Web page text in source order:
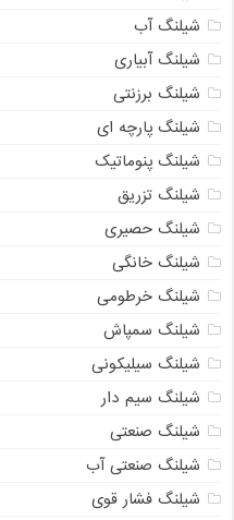
شیلنگ آب
شیلنگ آبیاری
شیلنگ برزنتی
شیلنگ پارچه ای
شیلنگ پنوماتیک
شیلنگ تزریق
شیلنگ حصیری
شیلنگ خانگی
شیلنگ خرطومی
شیلنگ سمپاش
شیلنگ سیلیکونی
شیلنگ سیم دار
شیلنگ صنعتی
شیلنگ صنعتی آب
شیلنگ فشار قوی